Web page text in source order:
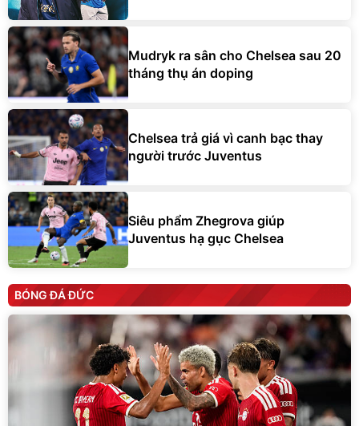
Mudryk ra sân cho Chelsea sau 20
tháng thụ án doping
Chelsea trả giá vì canh bạc thay
người trước Juventus
Siêu phẩm Zhegrova giúp
Juventus hạ gục Chelsea
BÓNG ĐÁ ĐỨC